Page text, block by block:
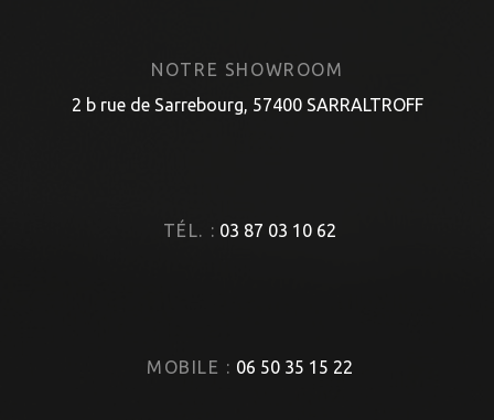
NOTRE SHOWROOM
2 b rue de Sarrebourg, 57400 SARRALTROFF
TÉL. : 03 87 03 10 62
MOBILE : 06 50 35 15 22